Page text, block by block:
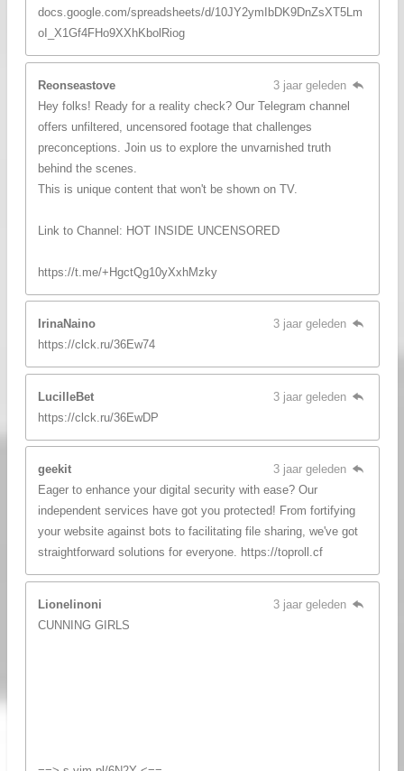
docs.google.com/spreadsheets/d/10JY2ymIbDK9DnZsXT5Lm
oI_X1Gf4FHo9XXhKbolRiog
Reonseastove
3 jaar geleden
Hey folks! Ready for a reality check? Our Telegram channel
offers unfiltered, uncensored footage that challenges
preconceptions. Join us to explore the unvarnished truth
behind the scenes.
This is unique content that won't be shown on TV.
Link to Channel: HOT INSIDE UNCENSORED
https://t.me/+HgctQg10yXxhMzky
IrinaNaino
3 jaar geleden
https://clck.ru/36Ew74
LucilleBet
3 jaar geleden
https://clck.ru/36EwDP
geekit
3 jaar geleden
Eager to enhance your digital security with ease? Our
independent services have got you protected! From fortifying
your website against bots to facilitating file sharing, we've got
straightforward solutions for everyone. https://toproll.cf
Lionelinoni
3 jaar geleden
CUNNING GIRLS